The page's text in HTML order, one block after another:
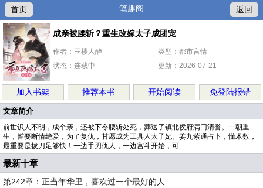
首页 笔趣阁 返回
成亲被腰斩？重生改嫁太子成团宠
作者：玉楼人醉
类型：都市言情
状态：连载中
更新：2026-07-21
加入书架 推荐本书 开始阅读 免登陆报错
文章简介
前世识人不明，成个亲，还被下令腰斩处死，葬送了镇北侯府满门清誉。一朝重
生，誓要断情绝爱，为了复仇，甘愿成为工具人太子妃。姜九紫通占卜，懂术数，
最重要是拔刀足够快！一边手刃仇人，一边宫斗开始，可…
最新十章
第242章：正当年华里，喜欢过一个最好的人